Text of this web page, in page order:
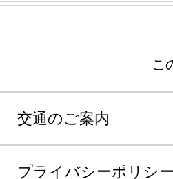
こ
交通のご案内
プライバシーポリシー